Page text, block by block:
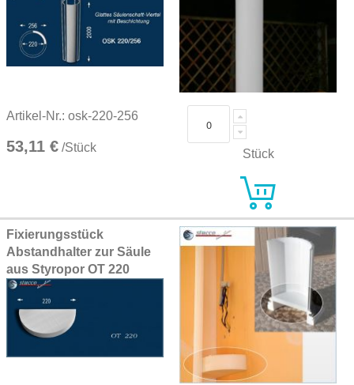
Artikel-Nr.: osk-220-256
53,11 € /Stück Stück
Fixierungsstück
Abstandhalter zur Säule
aus Styropor OT 220